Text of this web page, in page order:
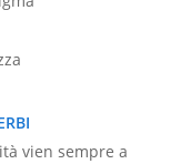
vien sempre a